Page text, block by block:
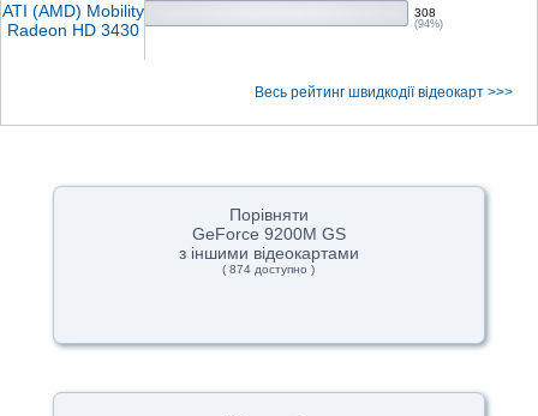
ATI (AMD) Mobility
Radeon HD 3430
308
(94%)
Весь рейтинг швидкодії відеокарт >>>
Порівняти
GeForce 9200M GS
з іншими відеокартами
( 874 доступно )